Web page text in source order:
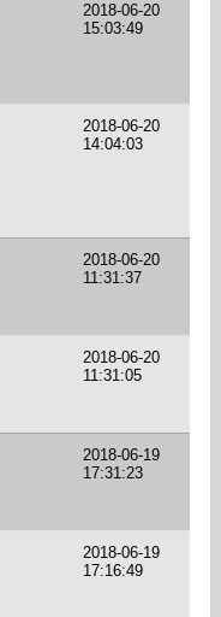
2018-06-20
15:03:49
2018-06-20
14:04:03
2018-06-20
11:31:37
2018-06-20
11:31:05
2018-06-19
17:31:23
2018-06-19
17:16:49